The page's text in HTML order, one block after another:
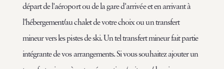
départ de l'aéroport ou de la gare d'arrivée et en arrivant à
l'hébergement/au chalet de votre choix ou un transfert
mineur vers les pistes de ski. Un tel transfert mineur fait partie
intégrante de vos arrangements. Si vous souhaitez ajouter un